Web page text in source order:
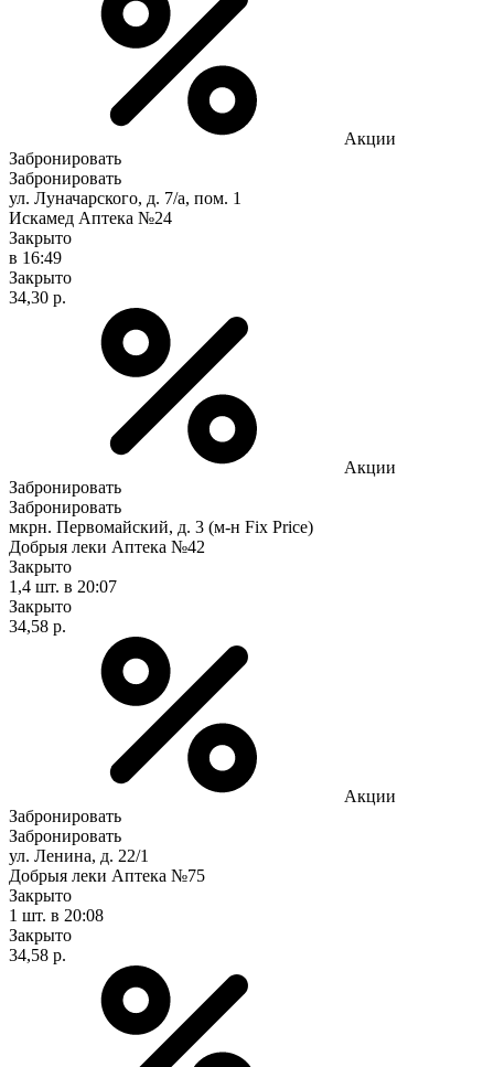
Акции
Забронировать
Забронировать
ул. Луначарского, д. 7/а, пом. 1
Искамед Аптека №24
Закрыто
в 16:49
Закрыто
34,30 р.
Акции
Забронировать
Забронировать
мкрн. Первомайский, д. 3 (м-н Fix Рrice)
Добрыя леки Аптека №42
Закрыто
1,4 шт. в 20:07
Закрыто
34,58 р.
Акции
Забронировать
Забронировать
ул. Ленина, д. 22/1
Добрыя леки Аптека №75
Закрыто
1 шт. в 20:08
Закрыто
34,58 р.